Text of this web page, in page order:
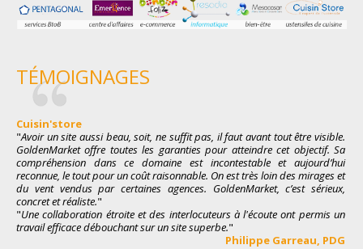
TÉMOIGNAGES
Cuisin'store
"Avoir un site aussi beau, soit, ne suffit pas, il faut avant tout être visible.
GoldenMarket offre toutes les garanties pour atteindre cet objectif. Sa
compréhension dans ce domaine est incontestable et aujourd’hui
reconnue, le tout pour un coût raisonnable. On est très loin des mirages et
du vent vendus par certaines agences. GoldenMarket, c’est sérieux,
concret et réaliste."
"Une collaboration étroite et des interlocuteurs à l'écoute ont permis un
travail efficace débouchant sur un site superbe."
Philippe Garreau, PDG